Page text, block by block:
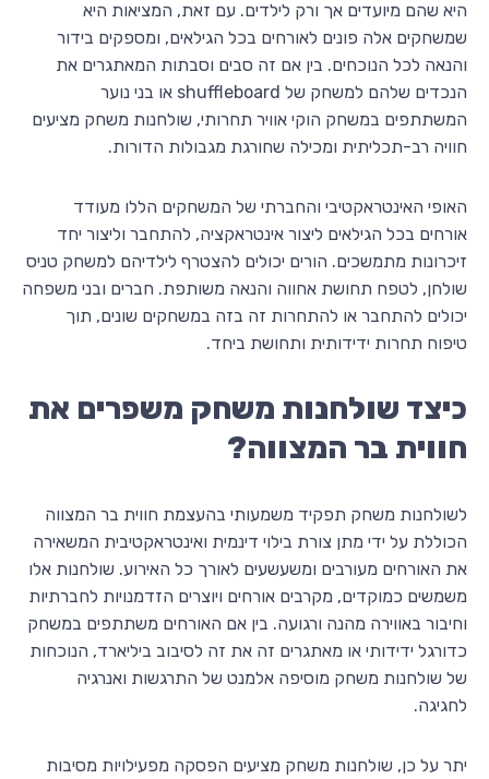
היא שהם מיועדים אך ורק לילדים. עם זאת, המציאות היא
שמשחקים אלה פונים לאורחים בכל הגילאים, ומספקים בידור
והנאה לכל הנוכחים. בין אם זה סבים וסבתות המאתגרים את
הנכדים שלהם למשחק של shuffleboard או בני נוער
המשתתפים במשחק הוקי אוויר תחרותי, שולחנות משחק מציעים
חוויה רב-תכליתית ומכילה שחורגת מגבולות הדורות.
האופי האינטראקטיבי והחברתי של המשחקים הללו מעודד
אורחים בכל הגילאים ליצור אינטראקציה, להתחבר וליצור יחד
זיכרונות מתמשכים. הורים יכולים להצטרף לילדיהם למשחק טניס
שולחן, לטפח תחושת אחווה והנאה משותפת. חברים ובני משפחה
יכולים להתחבר או להתחרות זה בזה במשחקים שונים, תוך
טיפוח תחרות ידידותית ותחושת ביחד.
כיצד שולחנות משחק משפרים את
חווית בר המצווה?
לשולחנות משחק תפקיד משמעותי בהעצמת חווית בר המצווה
הכוללת על ידי מתן צורת בילוי דינמית ואינטראקטיבית המשאירה
את האורחים מעורבים ומשעשעים לאורך כל האירוע. שולחנות אלו
משמשים כמוקדים, מקרבים אורחים ויוצרים הזדמנויות לחברתיות
וחיבור באווירה מהנה ורגועה. בין אם האורחים משתתפים במשחק
כדורגל ידידותי או מאתגרים זה את זה לסיבוב ביליארד, הנוכחות
של שולחנות משחק מוסיפה אלמנט של התרגשות ואנרגיה
לחגיגה.
יתר על כן, שולחנות משחק מציעים הפסקה מפעילויות מסיבות